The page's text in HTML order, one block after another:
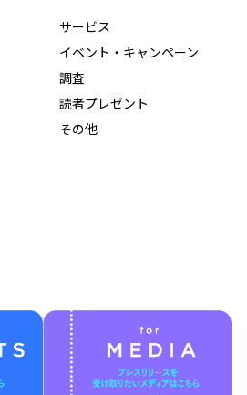
サービス
イベント・キャンペーン
調査
読者プレゼント
その他